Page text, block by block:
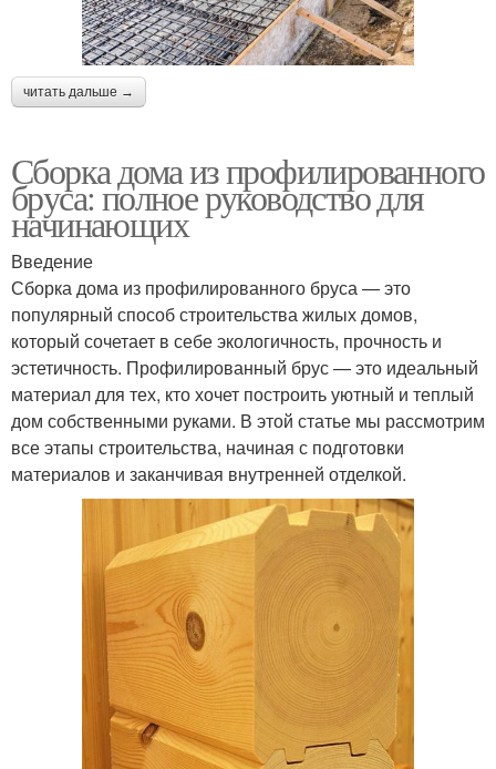
читать дальше →
Сборка дома из профилированного
бруса: полное руководство для
начинающих
Введение
Сборка дома из профилированного бруса — это
популярный способ строительства жилых домов,
который сочетает в себе экологичность, прочность и
эстетичность. Профилированный брус — это идеальный
материал для тех, кто хочет построить уютный и теплый
дом собственными руками. В этой статье мы рассмотрим
все этапы строительства, начиная с подготовки
материалов и заканчивая внутренней отделкой.